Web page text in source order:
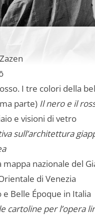
I tre colori della
parte) Il nero e il
e visioni di vetro
sull’architettura
mappa nazionale del
di Venezia
Belle Époque in Italia
cartoline per l’opera